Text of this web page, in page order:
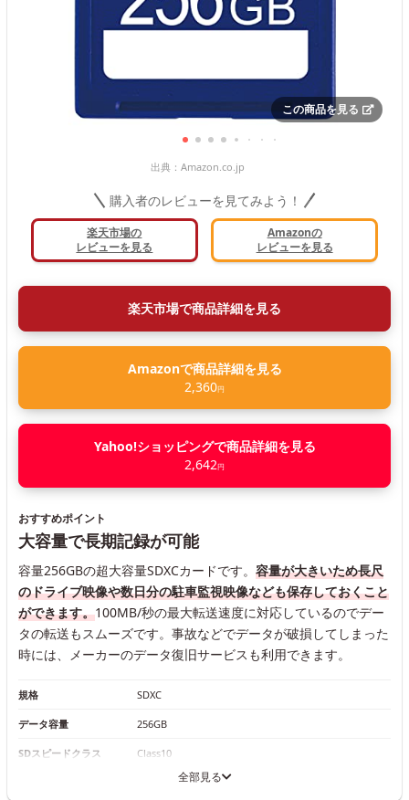
この商品を見る
出典： Amazon.co.jp
購入者のレビューを見てみよう！
楽天市場の
レビューを見る
Amazonの
レビューを見る
楽天市場で商品詳細を見る
Amazonで商品詳細を見る
2,360円
Yahoo!ショッピングで商品詳細を見る
2,642円
おすすめポイント
大容量で長期記録が可能
容量256GBの超大容量SDXCカードです。 容量が大きいため長尺
のドライブ映像や数日分の駐車監視映像なども保存しておくこと
ができます。100MB/秒の最大転送速度に対応しているのでデー
タの転送もスムーズです。事故などでデータが破損してしまった
時には、メーカーのデータ復旧サービスも利用できます。
規格 SDXC
データ容量 256GB
SDスピードクラス Class10
全部見る